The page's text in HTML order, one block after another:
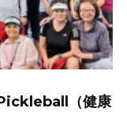
（健康